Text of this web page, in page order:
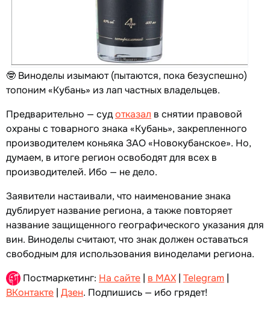
🤓 Виноделы изымают (пытаются, пока безуспешно)
топоним «Кубань» из лап частных владельцев.
Предварительно — судотказал в снятии правовой
охраны с товарного знака «Кубань», закрепленного
производителем коньяка ЗАО «Новокубанское». Но,
думаем, в итоге регион освободят для всех в
производителей. Ибо — не дело.
Заявители настаивали, что наименование знака
дублирует название региона, а также повторяет
название защищенного географического указания для
вин. Виноделы считают, что знак должен оставаться
свободным для использования виноделами региона.
Постмаркетинг: На сайте | в MAX | Telegram |
ВКонтакте | Дзен. Подпишись — ибо грядет!